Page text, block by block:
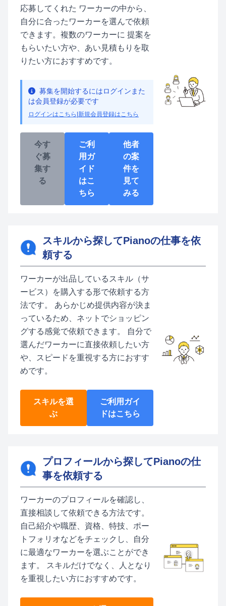
応募してくれた ワーカーの中から、
自分に合ったワーカーを選んで依頼
できます。複数のワーカーに 提案を
もらいたい方や、あい見積もりを取
りたい方におすすめです。
募集を開始するにはログインまた
は会員登録が必要です
ログインはこちら 新規会員登録はこちら
今す
ぐ募
集す
る
ご利
用ガ
イド
はこ
ちら
他者
の案
件を
見て
みる
スキルから探してPianoの仕事を依
頼する
ワーカーが出品しているスキル（サ
ービス）を購入する形で依頼する方
法です。 あらかじめ提供内容が決ま
っているため、ネットでショッピン
グする感覚で依頼できます。 自分で
選んだワーカーに直接依頼したい方
や、スピードを重視する方におすす
めです。
スキルを選
ぶ
ご利用ガイ
ドはこちら
プロフィールから探してPianoの仕
事を依頼する
ワーカーのプロフィールを確認し、
直接相談して依頼できる方法です。
自己紹介や職歴、資格、特技、ポー
トフォリオなどをチェックし、自分
に最適なワーカーを選ぶことができ
ます。 スキルだけでなく、人となり
を重視したい方におすすめです。